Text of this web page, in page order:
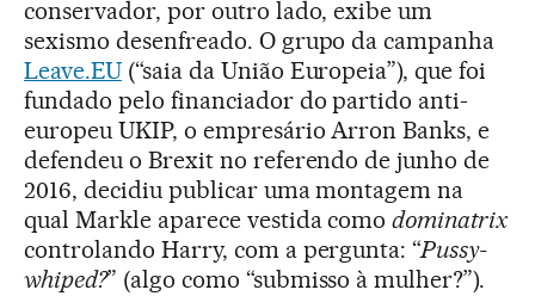
conservador, por outro lado, exibe um
sexismo desenfreado. O grupo da campanha
Leave.EU(“saia da União Europeia”), que foi
fundado pelo financiador do partido anti-
europeu UKIP, o empresário Arron Banks, e
defendeu o Brexit no referendo de junho de
2016, decidiu publicar uma montagem na
qual Markle aparece vestida comodominatrix
controlando Harry, com a pergunta: “Pussy-
whiped?” (algo como “submisso à mulher?”).